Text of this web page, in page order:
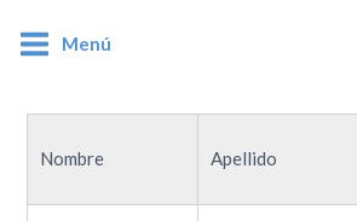
Menú
Nombre Apellido